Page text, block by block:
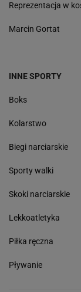
Reprezentacja w
Marcin Gortat
INNE SPORTY
Boks
Kolarstwo
Biegi narciarskie
Sporty walki
Skoki narciarskie
Lekkoatletyka
Piłka ręczna
Pływanie